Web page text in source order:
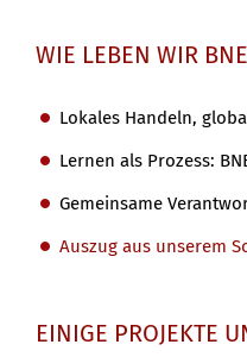
WIE LEBEN WIR
Lokales Handeln,
Lernen als Prozess:
Gemeinsame
Auszug aus unserem
EINIGE PROJEKTE